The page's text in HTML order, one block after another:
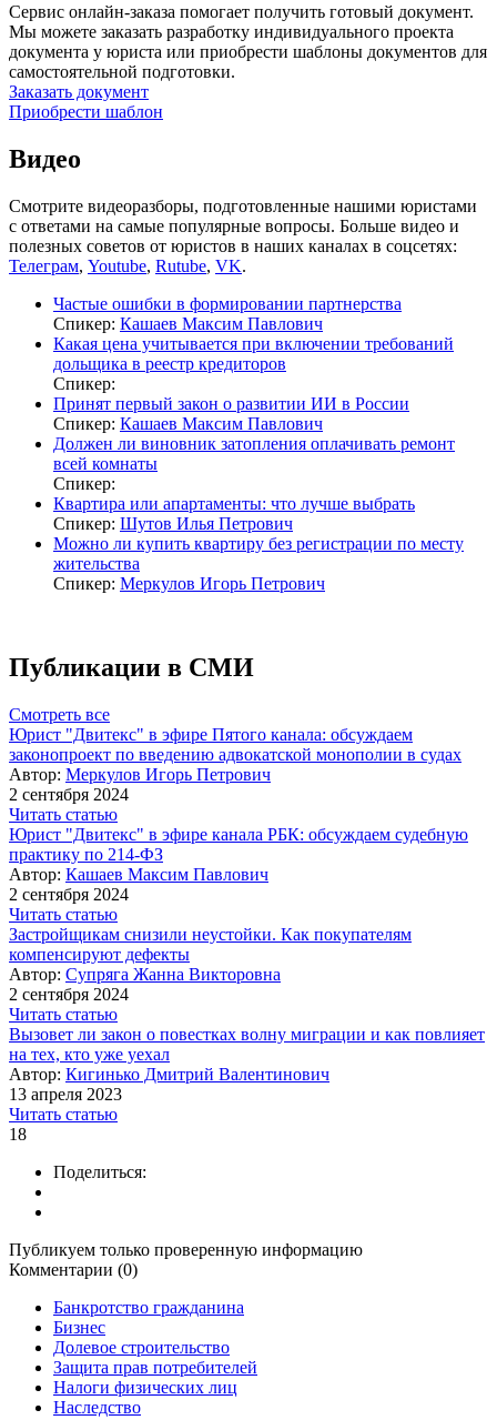
Сервис онлайн-заказа помогает получить готовый документ.
Мы можете заказать разработку индивидуального проекта
документа у юриста или приобрести шаблоны документов для
самостоятельной подготовки.
Заказать документ
Приобрести шаблон
Видео
Смотрите видеоразборы, подготовленные нашими юристами
с ответами на самые популярные вопросы. Больше видео и
полезных советов от юристов в наших каналах в соцсетях:
Телеграм, Youtube, Rutube, VK.
Частые ошибки в формировании партнерства
Спикер: Кашаев Максим Павлович
Какая цена учитывается при включении требований
дольщика в реестр кредиторов
Спикер:
Принят первый закон о развитии ИИ в России
Спикер: Кашаев Максим Павлович
Должен ли виновник затопления оплачивать ремонт
всей комнаты
Спикер:
Квартира или апартаменты: что лучше выбрать
Спикер: Шутов Илья Петрович
Можно ли купить квартиру без регистрации по месту
жительства
Спикер: Меркулов Игорь Петрович
Публикации в СМИ
Смотреть все
Юрист "Двитекс" в эфире Пятого канала: обсуждаем
законопроект по введению адвокатской монополии в судах
Автор: Меркулов Игорь Петрович
2 сентября 2024
Читать статью
Юрист "Двитекс" в эфире канала РБК: обсуждаем судебную
практику по 214-ФЗ
Автор: Кашаев Максим Павлович
2 сентября 2024
Читать статью
Застройщикам снизили неустойки. Как покупателям
компенсируют дефекты
Автор: Супряга Жанна Викторовна
2 сентября 2024
Читать статью
Вызовет ли закон о повестках волну миграции и как повлияет
на тех, кто уже уехал
Автор: Кигинько Дмитрий Валентинович
13 апреля 2023
Читать статью
18
Поделиться:
Публикуем только проверенную информацию
Комментарии (0)
Банкротство гражданина
Бизнес
Долевое строительство
Защита прав потребителей
Налоги физических лиц
Наследство